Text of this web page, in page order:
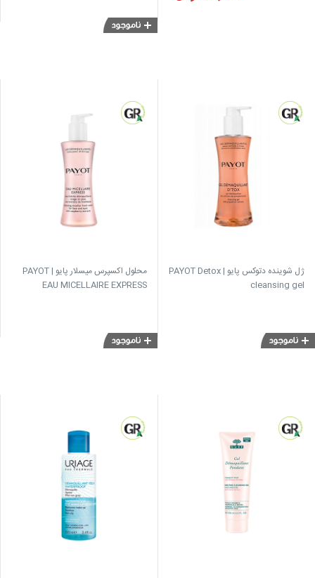
ژل شوینده دتوکس پایو | PAYOT Detox
cleansing gel
محلول اکسپرس میسلار پایو | PAYOT
EAU MICELLAIRE EXPRESS